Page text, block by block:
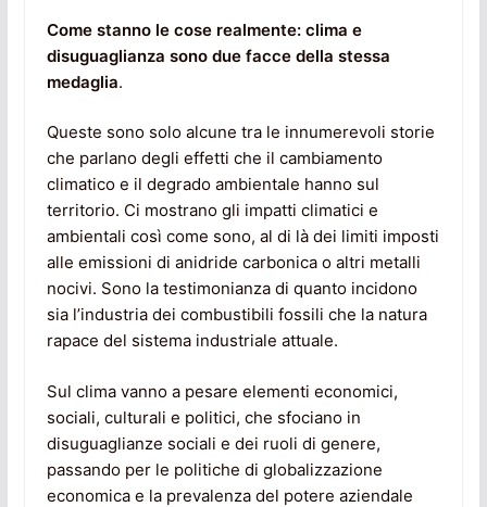
Come stanno le cose realmente: clima e
disuguaglianza sono due facce della stessa
medaglia.
Queste sono solo alcune tra le innumerevoli storie
che parlano degli effetti che il cambiamento
climatico e il degrado ambientale hanno sul
territorio. Ci mostrano gli impatti climatici e
ambientali così come sono, al di là dei limiti imposti
alle emissioni di anidride carbonica o altri metalli
nocivi. Sono la testimonianza di quanto incidono
sia l’industria dei combustibili fossili che la natura
rapace del sistema industriale attuale.
Sul clima vanno a pesare elementi economici,
sociali, culturali e politici, che sfociano in
disuguaglianze sociali e dei ruoli di genere,
passando per le politiche di globalizzazione
economica e la prevalenza del potere aziendale